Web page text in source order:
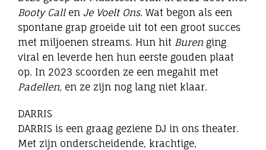
Booty Callen Je Voelt Ons. Wat begon als een
spontane grap groeide uit tot een groot succes
met miljoenen streams. Hun hit Burenging
viral en leverde hen hun eerste gouden plaat
op. In 2023 scoorden ze een megahit met
Padellen, en ze zijn nog lang niet klaar.
DARRIS
DARRIS is een graag geziene DJ in ons theater.
Met zijn onderscheidende, krachtige,